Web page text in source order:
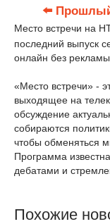
⬅️
Место встречи на
последний выпуск
онлайн без рекламы.
«Место встречи» -
выходящее на
обсуждение
собираются
чтобы обменяться
Программа
дебатами и
Похожие